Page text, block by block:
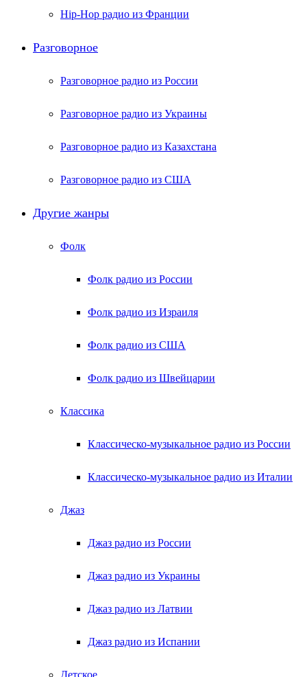
Hip-Hop радио из Франции
Разговорное
Разговорное радио из России
Разговорное радио из Украины
Разговорное радио из Казахстана
Разговорное радио из США
Другие жанры
Фолк
Фолк радио из России
Фолк радио из Израиля
Фолк радио из США
Фолк радио из Швейцарии
Классика
Классическо-музыкальное радио из России
Классическо-музыкальное радио из Италии
Джаз
Джаз радио из России
Джаз радио из Украины
Джаз радио из Латвии
Джаз радио из Испании
Детское